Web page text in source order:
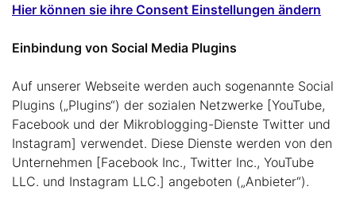
Hier können sie ihre Consent Einstellungen ändern
Einbindung von Social Media Plugins
Auf unserer Webseite werden auch sogenannte Social
Plugins („Plugins“) der sozialen Netzwerke [YouTube,
Facebook und der Mikroblogging-Dienste Twitter und
Instagram] verwendet. Diese Dienste werden von den
Unternehmen [Facebook Inc., Twitter Inc., YouTube
LLC. und Instagram LLC.] angeboten („Anbieter“).